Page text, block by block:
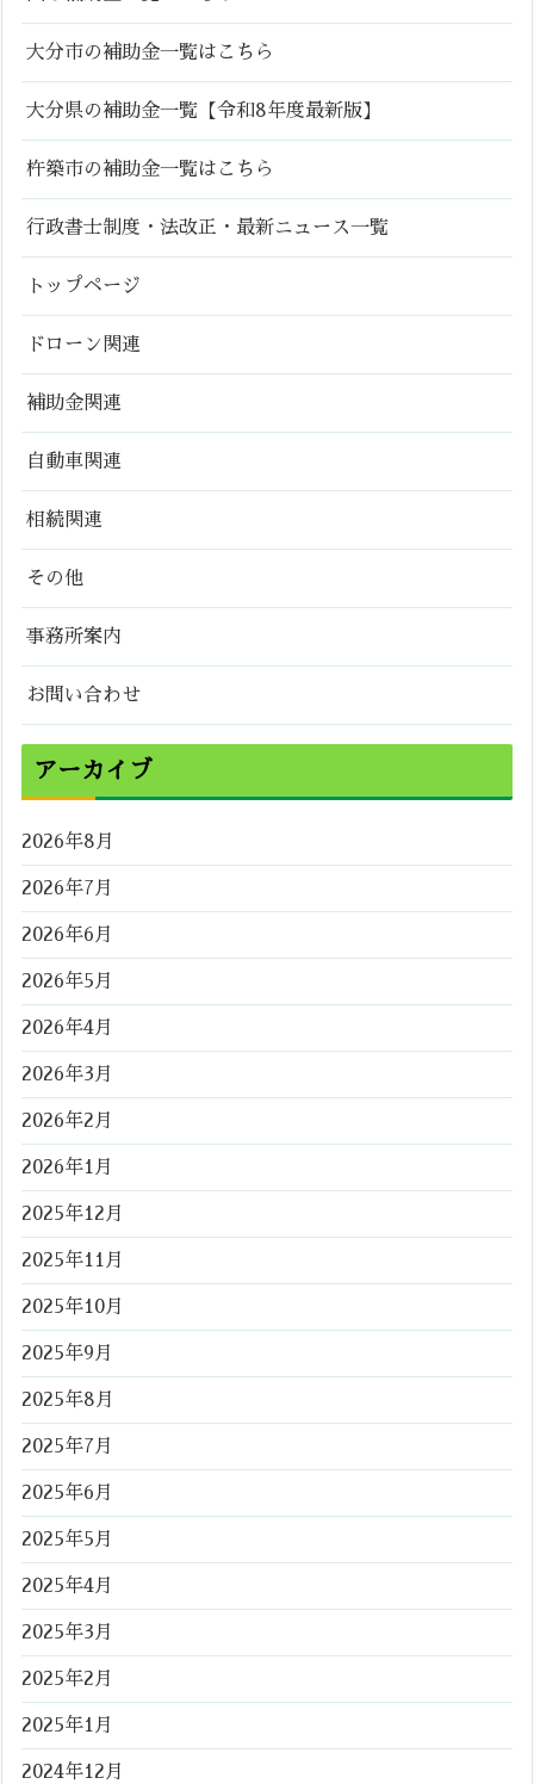
大分市の補助金一覧はこちら
大分県の補助金一覧【令和8年度最新版】
杵築市の補助金一覧はこちら
行政書士制度・法改正・最新ニュース一覧
トップページ
ドローン関連
補助金関連
自動車関連
相続関連
その他
事務所案内
お問い合わせ
アーカイブ
2026年8月
2026年7月
2026年6月
2026年5月
2026年4月
2026年3月
2026年2月
2026年1月
2025年12月
2025年11月
2025年10月
2025年9月
2025年8月
2025年7月
2025年6月
2025年5月
2025年4月
2025年3月
2025年2月
2025年1月
2024年12月